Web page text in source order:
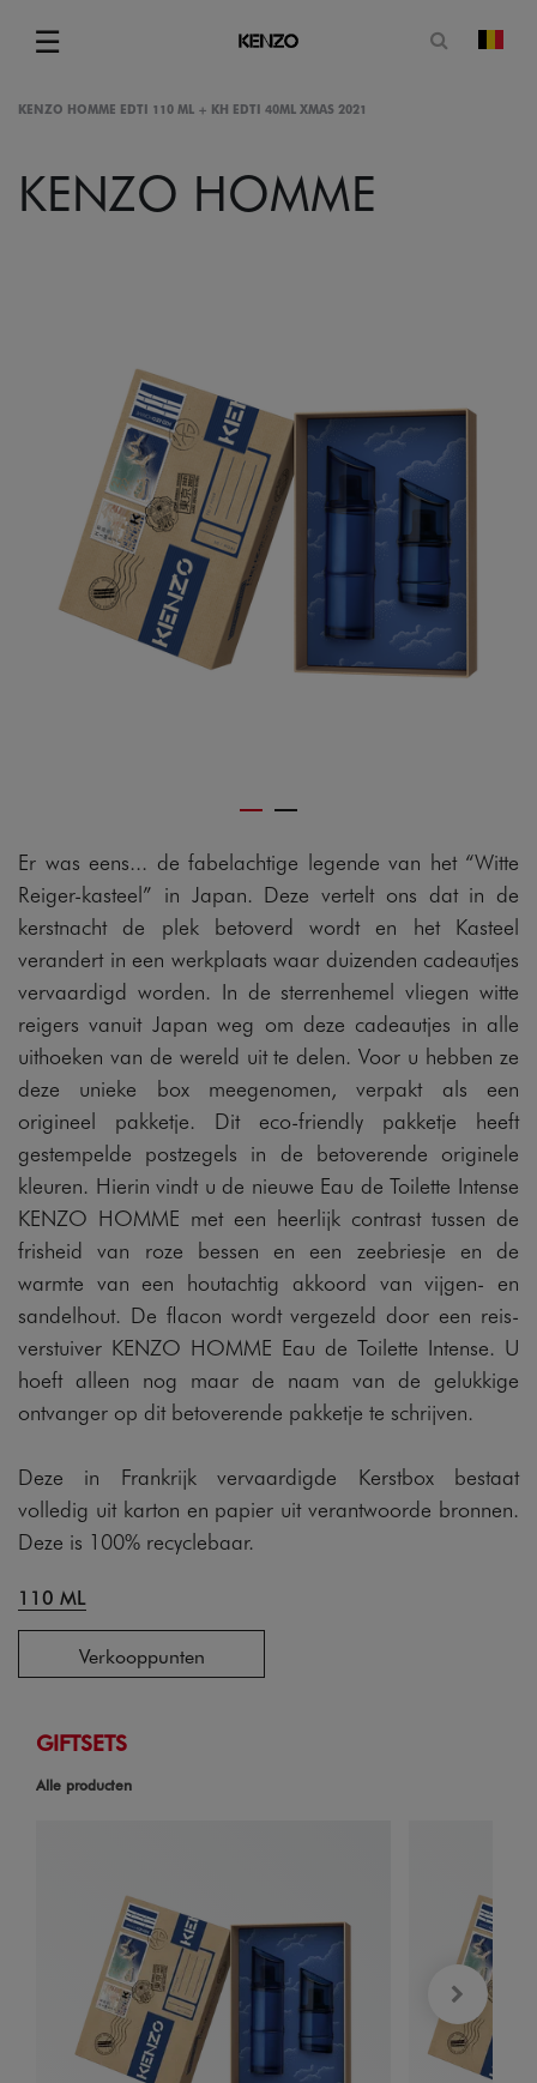
☰
Menu
Open
KENZO HOMME EDTI 110 ML + KH EDTI 40ML XMAS 2021
KENZO HOMME
Er was eens... de fabelachtige legende van het “Witte
Reiger-kasteel” in Japan. Deze vertelt ons dat in de
kerstnacht de plek betoverd wordt en het Kasteel
verandert in een werkplaats waar duizenden cadeautjes
vervaardigd worden. In de sterrenhemel vliegen witte
reigers vanuit Japan weg om deze cadeautjes in alle
uithoeken van de wereld uit te delen. Voor u hebben ze
deze unieke box meegenomen, verpakt als een
origineel pakketje. Dit eco-friendly pakketje heeft
gestempelde postzegels in de betoverende originele
kleuren. Hierin vindt u de nieuwe Eau de Toilette Intense
KENZO HOMME met een heerlijk contrast tussen de
frisheid van roze bessen en een zeebriesje en de
warmte van een houtachtig akkoord van vijgen- en
sandelhout. De flacon wordt vergezeld door een reis-
verstuiver KENZO HOMME Eau de Toilette Intense. U
hoeft alleen nog maar de naam van de gelukkige
ontvanger op dit betoverende pakketje te schrijven.
Deze in Frankrijk vervaardigde Kerstbox bestaat
volledig uit karton en papier uit verantwoorde bronnen.
Deze is 100% recyclebaar.
110 ML
Verkooppunten
GIFTSETS
Alle producten